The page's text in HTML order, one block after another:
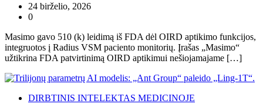
24 birželio, 2026
0
Masimo gavo 510 (k) leidimą iš FDA dėl OIRD aptikimo funkcijos,
integruotos į Radius VSM paciento monitorių. Įrašas „Masimo“
užtikrina FDA patvirtinimą OIRD aptikimui nešiojamajame […]
DIRBTINIS INTELEKTAS MEDICINOJE